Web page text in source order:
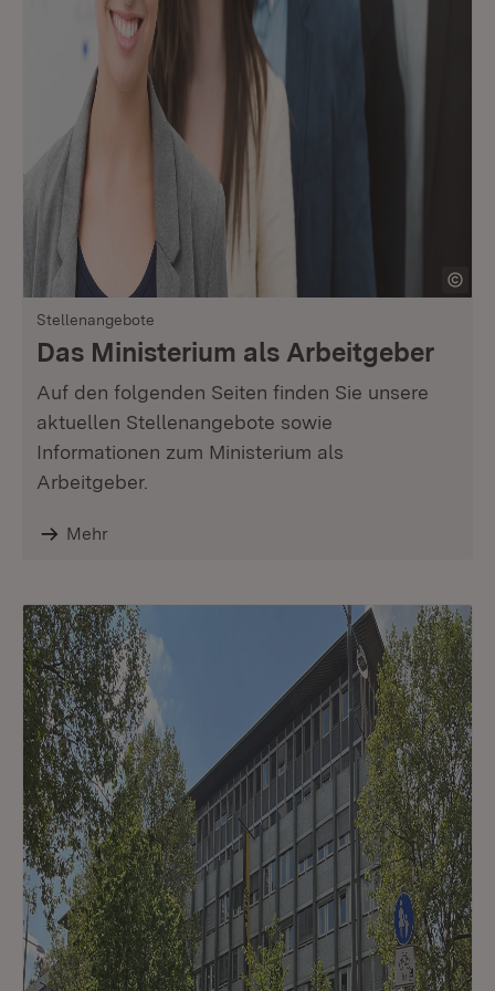
Stellenangebote
Das Ministerium als Arbeitgeber
Auf den folgenden Seiten finden Sie unsere
aktuellen Stellenangebote sowie
Informationen zum Ministerium als
Arbeitgeber.
Mehr